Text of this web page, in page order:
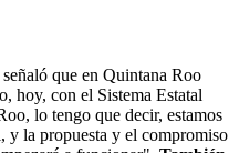
que en Quintana Roo
hoy, con el Sistema Estatal
lo tengo que decir, estamos
y la propuesta y el compromiso